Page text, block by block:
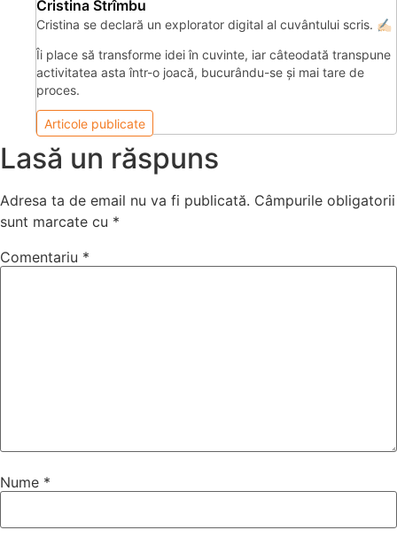
Cristina Strîmbu
Cristina se declară un explorator digital al cuvântului scris. ✍🏻
Îi place să transforme idei în cuvinte, iar câteodată transpune
activitatea asta într-o joacă, bucurându-se și mai tare de
proces.
Articole publicate
Lasă un răspuns
Adresa ta de email nu va fi publicată. Câmpurile obligatorii
sunt marcate cu *
Comentariu *
Nume *